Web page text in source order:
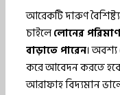
আরেকটি দারুণ
চাইলেলোনের
বাড়াতে পারেন। অবশ্য
করে আবেদন করতে
আরাফাহ বিদ্যমান